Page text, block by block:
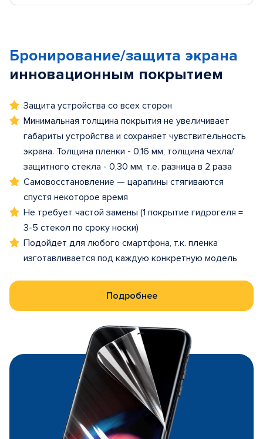
Бронирование/защита экрана
инновационным покрытием
Защита устройства со всех сторон
Минимальная толщина покрытия не увеличивает
габариты устройства и сохраняет чувствительность
экрана. Толщина пленки - 0,16 мм, толщина чехла/
защитного стекла - 0,30 мм, т.е. разница в 2 раза
Самовосстановление — царапины стягиваются
спустя некоторое время
Не требует частой замены (1 покрытие гидрогеля =
3-5 стекол по сроку носки)
Подойдет для любого смартфона, т.к. пленка
изготавливается под каждую конкретную модель
Подробнее